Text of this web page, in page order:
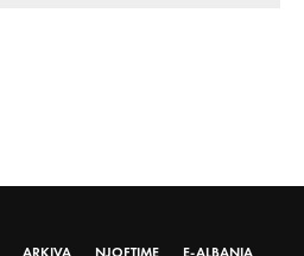
ARKIVA NJOFTIME E-ALBANIA